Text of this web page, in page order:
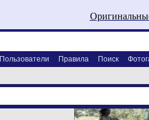
Пользователи Правила Поиск